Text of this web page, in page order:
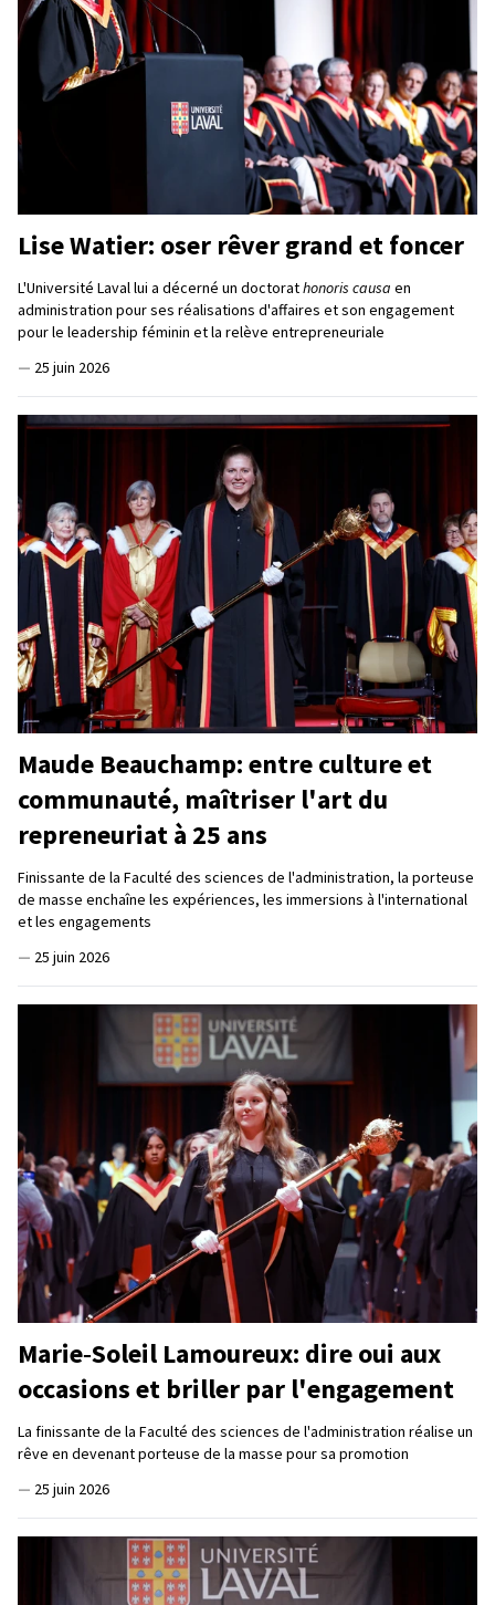
Lise Watier: oser rêver grand et foncer
L'Université Laval lui a décerné un doctorathonoris causa en
administration pour ses réalisations d'affaires et son engagement
pour le leadership féminin et la relève entrepreneuriale
— 25 juin 2026
Maude Beauchamp: entre culture et
communauté, maîtriser l'art du
repreneuriat à 25 ans
Finissante de la Faculté des sciences de l'administration, la porteuse
de masse enchaîne les expériences, les immersions à l'international
et les engagements
— 25 juin 2026
Marie‑Soleil Lamoureux: dire oui aux
occasions et briller par l'engagement
La finissante de la Faculté des sciences de l'administration réalise un
rêve en devenant porteuse de la masse pour sa promotion
— 25 juin 2026